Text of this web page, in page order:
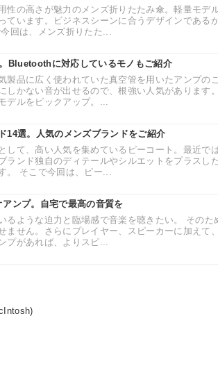
性の高さが魅力のメンズ折りたたみ傘。軽量モデ
ています。ビジネスシーンに合うデザインである
回は、メンズ折りたた...
Bluetoothに対応しているモノもご紹介
製品に広く使われていた真空管を用いたアンプの
しかない音が出せるので、根強い人気があります
デルをピックアップ。...
14選。人気のメンズブランドをご紹介
して、高い人気を集めているピーコート。最近で
ランド独自のディテールやシルエットをプラスし
。 そこで今回は、ピー...
ンプ。自宅で最高の音質を
るような迫力と臨場感で音楽を聴きたい。 そのた
ません。さらにプレイヤー、スピーカーに加えて
プがあれば、よりスピ...